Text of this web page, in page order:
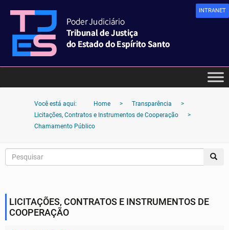
INTRANET
Você está aqui: Home > Transparência
>
Licitações, Contratos e Instrumentos de Cooperação
>
Chamamento Público
LICITAÇÕES, CONTRATOS E INSTRUMENTOS DE
COOPERAÇÃO